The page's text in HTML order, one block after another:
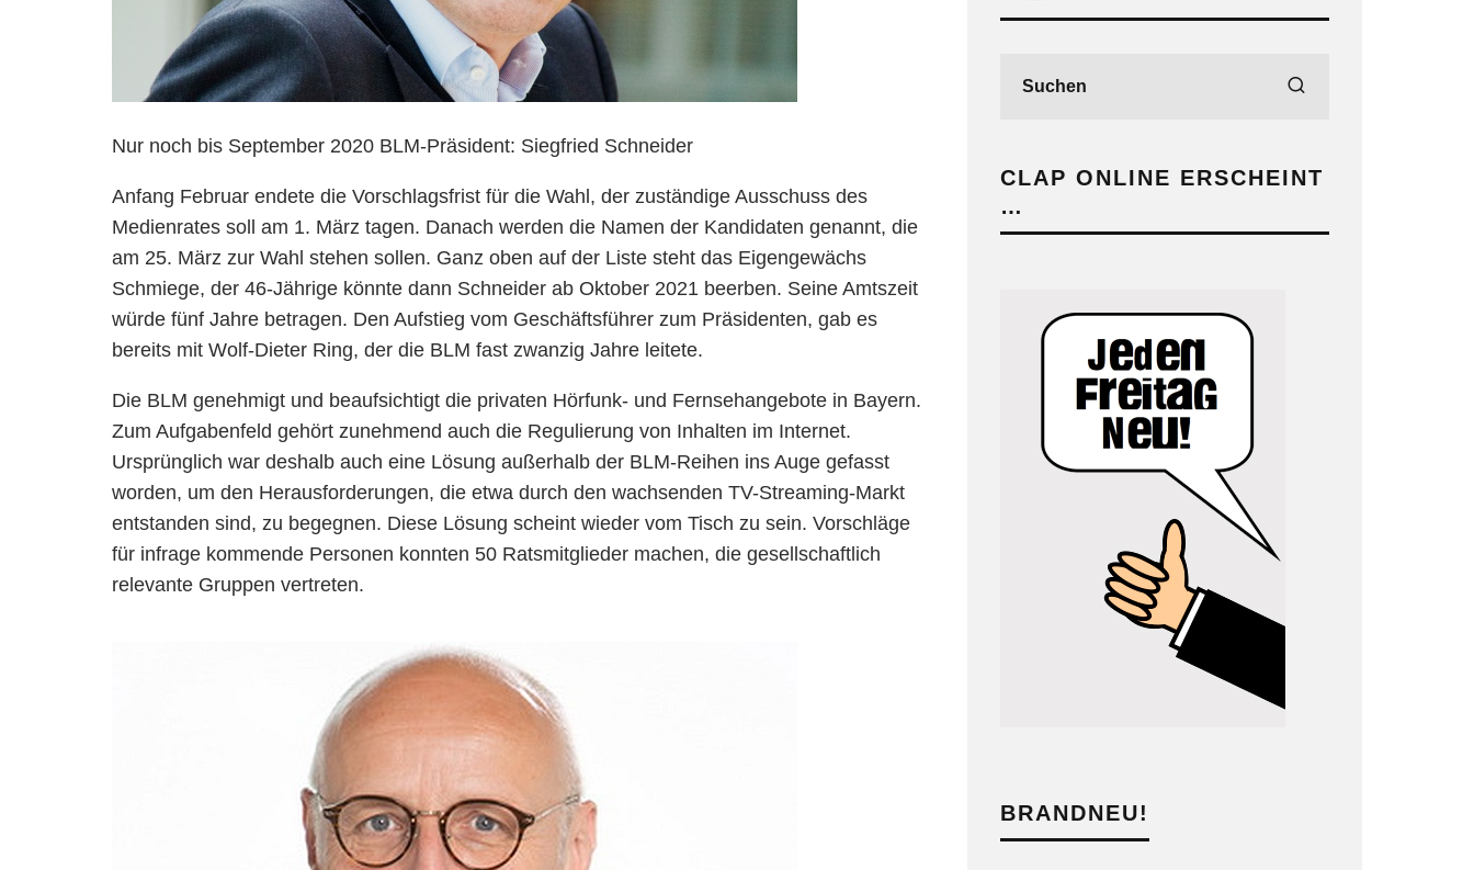
Nur noch bis September 2020 BLM-Präsident: Siegfried Schneider
Anfang Februar endete die Vorschlagsfrist für die Wahl, der zuständige Ausschuss des
Medienrates soll am 1. März tagen. Danach werden die Namen der Kandidaten genannt, die
am 25. März zur Wahl stehen sollen. Ganz oben auf der Liste steht das Eigengewächs
Schmiege, der 46-Jährige könnte dann Schneider ab Oktober 2021 beerben. Seine Amtszeit
würde fünf Jahre betragen. Den Aufstieg vom Geschäftsführer zum Präsidenten, gab es
bereits mit Wolf-Dieter Ring, der die BLM fast zwanzig Jahre leitete.
Die BLM genehmigt und beaufsichtigt die privaten Hörfunk- und Fernsehangebote in Bayern.
Zum Aufgabenfeld gehört zunehmend auch die Regulierung von Inhalten im Internet.
Ursprünglich war deshalb auch eine Lösung außerhalb der BLM-Reihen ins Auge gefasst
worden, um den Herausforderungen, die etwa durch den wachsenden TV-Streaming-Markt
entstanden sind, zu begegnen. Diese Lösung scheint wieder vom Tisch zu sein. Vorschläge
für infrage kommende Personen konnten 50 Ratsmitglieder machen, die gesellschaftlich
relevante Gruppen vertreten.
CLAP ONLINE ERSCHEINT
…
BRANDNEU!